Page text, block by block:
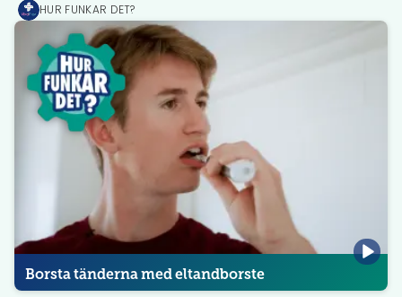
MediPrep
HUR FUNKAR DET?
Borsta tänderna med eltandborste